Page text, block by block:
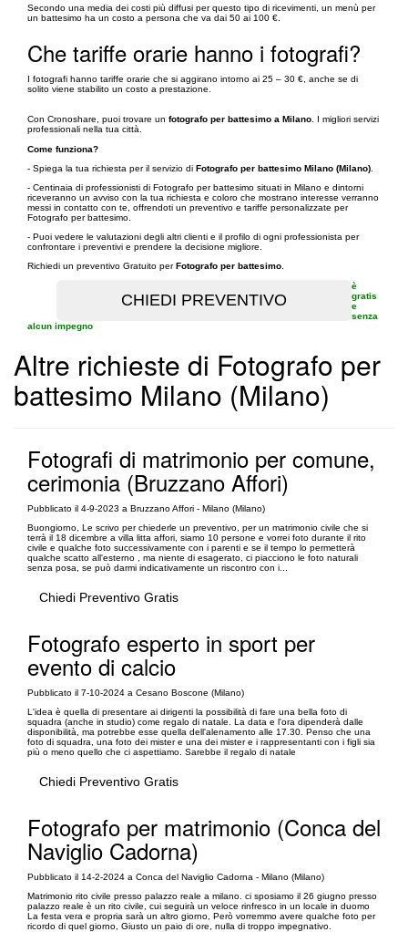
Secondo una media dei costi più diffusi per questo tipo di ricevimenti, un menù per
un battesimo ha un costo a persona che va dai 50 ai 100 €.
Che tariffe orarie hanno i fotografi?
I fotografi hanno tariffe orarie che si aggirano intorno ai 25 – 30 €, anche se di
solito viene stabilito un costo a prestazione.
Con Cronoshare, puoi trovare un fotografo per battesimo a Milano . I migliori servizi
professionali nella tua città.
Come funziona?
- Spiega la tua richiesta per il servizio di Fotografo per battesimo Milano (Milano)
- Centinaia di professionisti di Fotografo per battesimo situati in Milano e dintorni
riceveranno un avviso con la tua richiesta e coloro che mostrano interesse verranno
messi in contatto con te, offrendoti un preventivo e tariffe personalizzate per
Fotografo per battesimo.
- Puoi vedere le valutazioni degli altri clienti e il profilo di ogni professionista per
confrontare i preventivi e prendere la decisione migliore.
Richiedi un preventivo Gratuito perFotografo per battesimo
è
gratis
e
senza
alcun impegno
Altre richieste di Fotografo per
battesimo Milano (Milano)
Fotografi di matrimonio per comune,
cerimonia (Bruzzano Affori)
Pubblicato il 4-9-2023 a Bruzzano Affori - Milano (Milano)
Buongiorno, Le scrivo per chiederle un preventivo, per un matrimonio civile che si
terrà il 18 dicembre a villa litta affori, siamo 10 persone e vorrei foto durante il rito
civile e qualche foto successivamente con i parenti e se il tempo lo permetterà
qualche scatto all'esterno , ma niente di esagerato, ci piacciono le foto naturali
senza posa, se può darmi indicativamente un riscontro con i...
Chiedi Preventivo Gratis
Fotografo esperto in sport per
evento di calcio
Pubblicato il 7-10-2024 a Cesano Boscone (Milano)
L'idea è quella di presentare ai dirigenti la possibilità di fare una bella foto di
squadra (anche in studio) come regalo di natale. La data e l'ora dipenderà dalle
disponibilità, ma potrebbe esse quella dell'alenamento alle 17.30. Penso che una
foto di squadra, una foto dei mister e una dei mister e i rappresentanti con i figli sia
più o meno quello che ci aspettiamo. Sarebbe il regalo di natale
Chiedi Preventivo Gratis
Fotografo per matrimonio (Conca del
Naviglio Cadorna)
Pubblicato il 14-2-2024 a Conca del Naviglio Cadorna - Milano (Milano)
Matrimonio rito civile presso palazzo reale a milano. ci sposiamo il 26 giugno presso
palazzo reale è un rito civile, cui seguirà un veloce rinfresco in un locale in duomo
La festa vera e propria sarà un altro giorno, Però vorremmo avere qualche foto per
ricordo di quel giorno, Giusto un paio di ore, nulla di troppo impegnativo.